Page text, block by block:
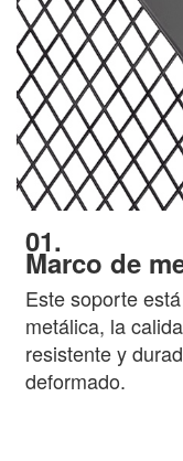
01.
Marco de
Este soporte
metálica, la
resistente y
deformado.